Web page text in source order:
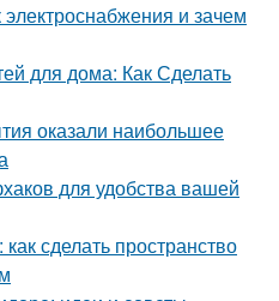
и зачем
для дома: Как Сделать
оказали наибольшее
для удобства вашей
сделать пространство